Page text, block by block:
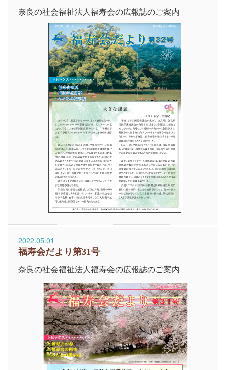
奈良の社会福祉法人福寿会の広報誌のご案内
2022.05.01
福寿会だより第31号
奈良の社会福祉法人福寿会の広報誌のご案内